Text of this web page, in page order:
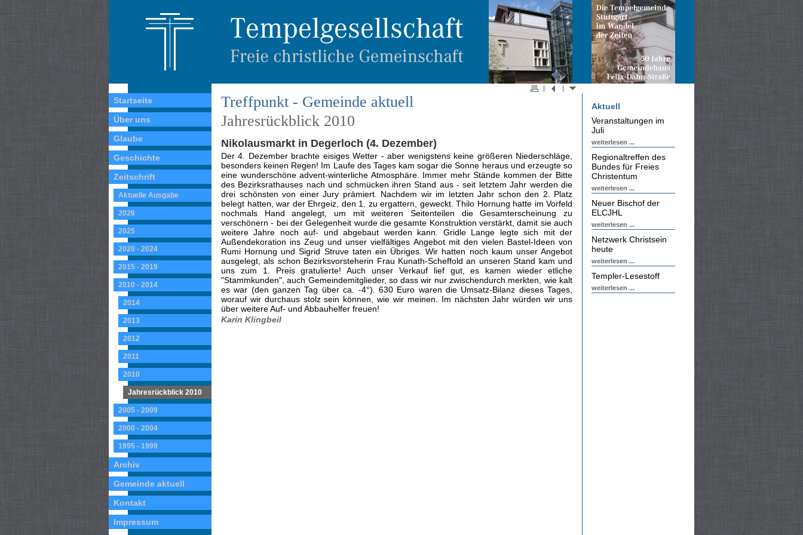
Startseite
Über uns
Glaube
Geschichte
Zeitschrift
Aktuelle Ausgabe
2026
2025
2020 - 2024
2015 - 2019
2010 - 2014
2014
2013
2012
2011
2010
Jahresrückblick 2010
2005 - 2009
2000 - 2004
1995 - 1999
Archiv
Gemeinde aktuell
Kontakt
Impressum
Treffpunkt - Gemeinde aktuell
Jahresrückblick 2010
Nikolausmarkt in Degerloch (4. Dezember)
Der 4. Dezember brachte eisiges Wetter - aber wenigstens keine größeren Niederschläge,
besonders keinen Regen! Im Laufe des Tages kam sogar die Sonne heraus und erzeugte so
eine wunderschöne advent-winterliche Atmosphäre. Immer mehr Stände kommen der Bitte
des Bezirksrathauses nach und schmücken ihren Stand aus - seit letztem Jahr werden die
drei schönsten von einer Jury prämiert. Nachdem wir im letzten Jahr schon den 2. Platz
belegt hatten, war der Ehrgeiz, den 1. zu ergattern, geweckt. Thilo Hornung hatte im Vorfeld
nochmals Hand angelegt, um mit weiteren Seitenteilen die Gesamterscheinung zu
verschönern - bei der Gelegenheit wurde die gesamte Konstruktion verstärkt, damit sie auch
weitere Jahre noch auf- und abgebaut werden kann. Gridle Lange legte sich mit der
Außendekoration ins Zeug und unser vielfältiges Angebot mit den vielen Bastel-Ideen von
Rumi Hornung und Sigrid Struve taten ein Übriges. Wir hatten noch kaum unser Angebot
ausgelegt, als schon Bezirksvorsteherin Frau Kunath-Scheffold an unseren Stand kam und
uns zum 1. Preis gratulierte! Auch unser Verkauf lief gut, es kamen wieder etliche
"Stammkunden", auch Gemeindemitglieder, so dass wir nur zwischendurch merkten, wie kalt
es war (den ganzen Tag über ca. -4°). 630 Euro waren die Umsatz-Bilanz dieses Tages,
worauf wir durchaus stolz sein können, wie wir meinen. Im nächsten Jahr würden wir uns
über weitere Auf- und Abbauhelfer freuen!
Karin Klingbeil
Aktuell
Veranstaltungen im
Juli
weiterlesen ...
Regionaltreffen des
Bundes für Freies
Christentum
weiterlesen ...
Neuer Bischof der
ELCJHL
weiterlesen ...
Netzwerk Christsein
heute
weiterlesen ...
Templer-Lesestoff
weiterlesen ...